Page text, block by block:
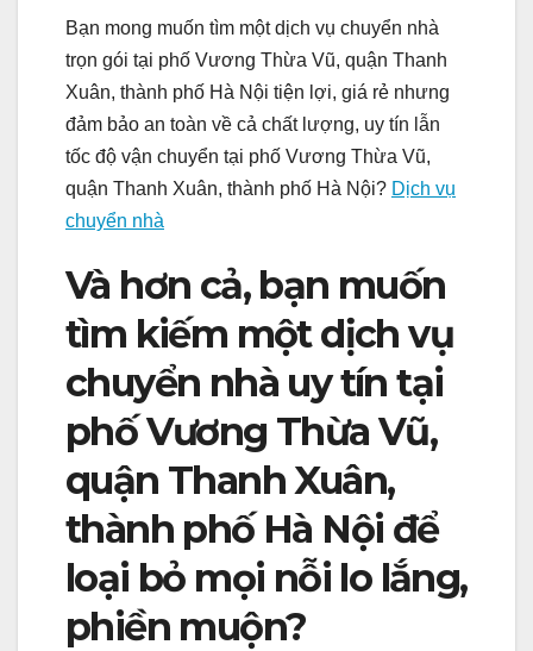
Bạn mong muốn tìm một dịch vụ chuyển nhà
trọn gói tại phố Vương Thừa Vũ, quận Thanh
Xuân, thành phố Hà Nội tiện lợi, giá rẻ nhưng
đảm bảo an toàn về cả chất lượng, uy tín lẫn
tốc độ vận chuyển tại phố Vương Thừa Vũ,
quận Thanh Xuân, thành phố Hà Nội? Dịch vụ
chuyển nhà
Và hơn cả, bạn muốn
tìm kiếm một dịch vụ
chuyển nhà uy tín tại
phố Vương Thừa Vũ,
quận Thanh Xuân,
thành phố Hà Nội để
loại bỏ mọi nỗi lo lắng,
phiền muộn?